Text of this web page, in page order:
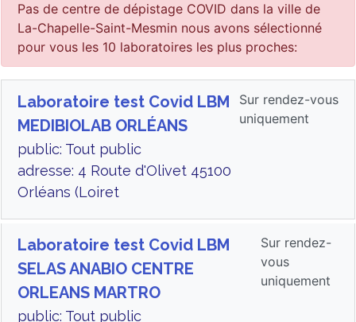
Pas de centre de dépistage COVID dans la ville de
La-Chapelle-Saint-Mesmin nous avons sélectionné
pour vous les 10 laboratoires les plus proches:
Laboratoire test Covid LBM
MEDIBIOLAB ORLÉANS
public: Tout public
adresse: 4 Route d'Olivet 45100
Orléans (Loiret
Sur rendez-vous
uniquement
Laboratoire test Covid LBM
SELAS ANABIO CENTRE
ORLEANS MARTRO
public: Tout public
Sur rendez-
vous
uniquement